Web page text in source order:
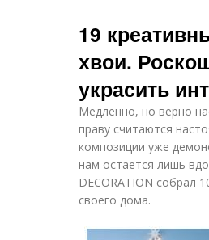
19
хвои.
украсить
Медленно, но верно
праву считаются
композиции уже
нам остается лишь
DЕСОRАТION собрал
своего дома.